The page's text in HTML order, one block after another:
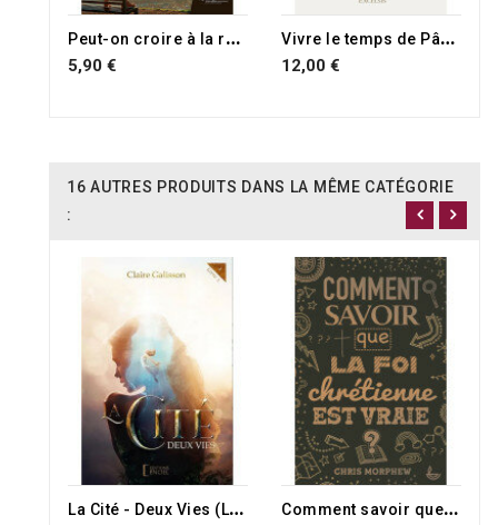
P
eut-on croire à la résurrection de Jésus ?
5,90 €
V
ivre le temps de Pâques
12,00 €
16 AUTRES PRODUITS DANS LA MÊME CATÉGORIE
:
L
a Cité - Deux Vies (Livre 3) C
omment savoir que la foi chrétienne est vraie ?